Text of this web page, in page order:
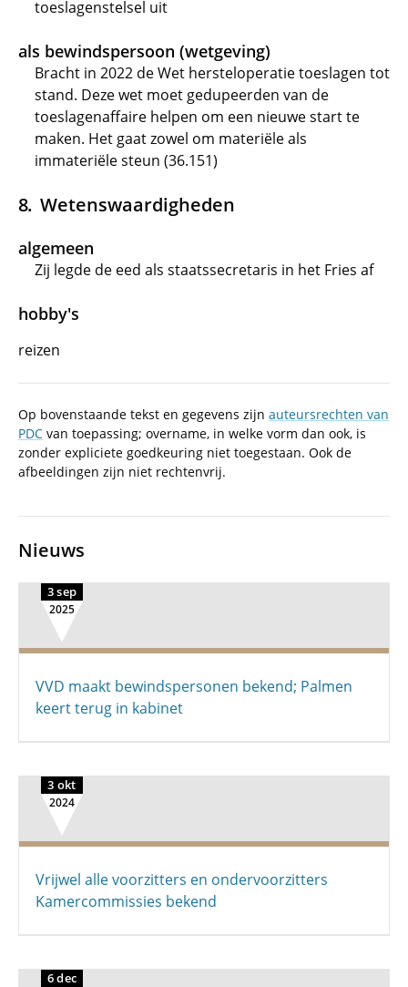
toeslagenstelsel uit
als bewindspersoon (wetgeving)
Bracht in 2022 de Wet hersteloperatie toeslagen tot
stand. Deze wet moet gedupeerden van de
toeslagenaffaire helpen om een nieuwe start te
maken. Het gaat zowel om materiële als
immateriële steun (36.151)
Wetenswaardigheden
algemeen
Zij legde de eed als staatssecretaris in het Fries af
hobby's
reizen
Op bovenstaande tekst en gegevens zijn auteursrechten van
PDC van toepassing; overname, in welke vorm dan ook, is
zonder expliciete goedkeuring niet toegestaan. Ook de
afbeeldingen zijn niet rechtenvrij.
Nieuws
3 sep
2025
VVD maakt bewindspersonen bekend; Palmen
keert terug in kabinet
3 okt
2024
Vrijwel alle voorzitters en ondervoorzitters
Kamercommissies bekend
6 dec